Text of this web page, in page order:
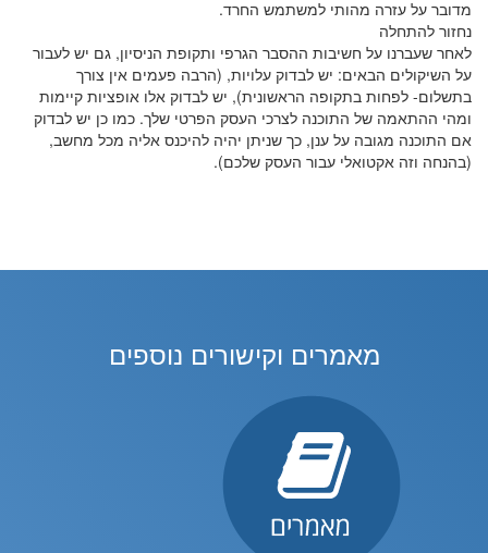
מדובר על עזרה מהותי למשתמש החרד.
נחזור להתחלה
לאחר שעברנו על חשיבות ההסבר הגרפי ותקופת הניסיון, גם יש לעבור
על השיקולים הבאים: יש לבדוק עלויות, (הרבה פעמים אין צורך
בתשלום- לפחות בתקופה הראשונית), יש לבדוק אלו אופציות קיימות
ומהי ההתאמה של התוכנה לצרכי העסק הפרטי שלך. כמו כן יש לבדוק
אם התוכנה מגובה על ענן, כך שניתן יהיה להיכנס אליה מכל מחשב,
(בהנחה וזה אקטואלי עבור העסק שלכם).
מאמרים וקישורים נוספים